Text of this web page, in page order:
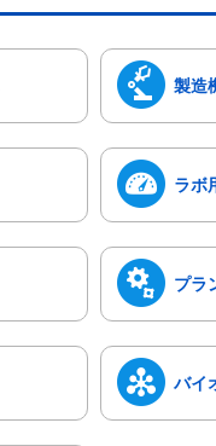
製造
ラボ
プラ
バイ